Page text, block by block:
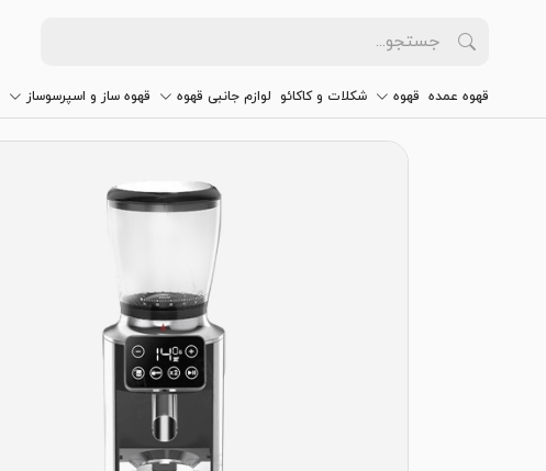
قهوه عمده قهوه شکلات و کاکائو لوازم جانبی قهوه قهوه ساز و اسپرسوساز